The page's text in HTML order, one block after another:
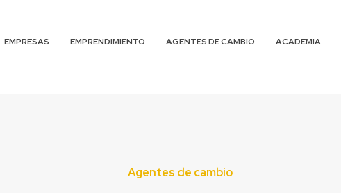
EMPRESAS EMPRENDIMIENTO AGENTES DE CAMBIO ACADEMIA
Agentes de cambio